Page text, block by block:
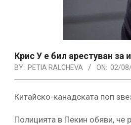
Крис У е бил арестуван за
BY: PETIA RALCHEVA ON: 02/
Китайско-канадската поп
Полицията в Пекин обяви, че